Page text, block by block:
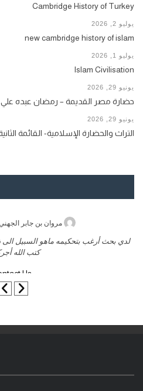
Cambridge History of Turkey
يوليو 2, 2026
new cambridge history of islam
يوليو 1, 2026
Islam Civilisation
يونيو 29, 2026
حضارة مصر القديمة – رمضان عبده علي
يونيو 29, 2026
التراث والحضارة الإسلامية- القائمة
حامد الزريقي
السلام عليكم ورحمة الله